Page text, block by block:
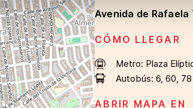
Avenida de
CÓMO LLEGAR
Metro: Plaza
Autobús: 6, 60, 78
ABRIR MAPA EN